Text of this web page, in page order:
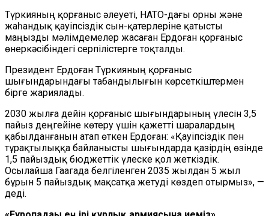
Түркияның қорғаныс әлеуеті, НАТО-дағы орны және
жаһандық қауіпсіздік сын-қатерлеріне қатысты
маңызды мәлімдемелер жасаған Ердоған қорғаныс
өнеркәсібіндегі серпілістерге тоқталды.
Президент Ердоған Түркияның қорғаныс
шығындарындағы табандылығын көрсеткіштермен
бірге жариялады.
2030 жылға дейін қорғаныс шығындарының үлесін 3,5
пайыз деңгейіне көтеру үшін қажетті шаралардың
қабылданғанын атап өткен Ердоған: «Қауіпсіздік пен
тұрақтылыққа байланысты шығындарда қазірдің өзінде
1,5 пайыздық бюджеттік үлеске қол жеткіздік.
Осылайша Гаагада белгіленген 2035 жылдан 5 жыл
бұрын 5 пайыздық мақсатқа жетуді көздеп отырмыз», —
деді.